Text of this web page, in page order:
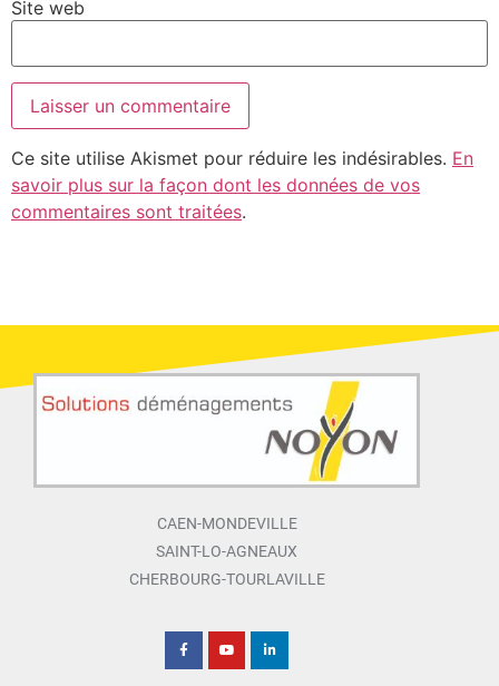
Site web
Ce site utilise Akismet pour réduire les indésirables. En
savoir plus sur la façon dont les données de vos
commentaires sont traitées.
CAEN-MONDEVILLE
SAINT-LO-AGNEAUX
CHERBOURG-TOURLAVILLE